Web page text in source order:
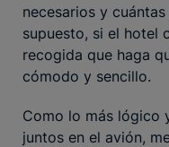
necesarios y
supuesto, si el hotel
recogida que haga
cómodo y sencillo.
Como lo más lógico
juntos en el avión,